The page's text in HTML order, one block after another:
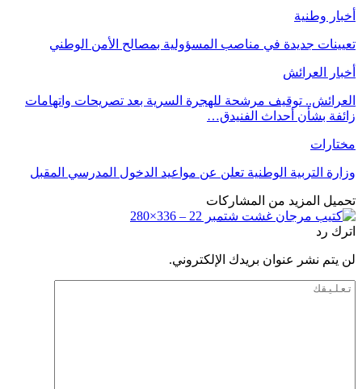
أخبار وطنية
تعيينات جديدة في مناصب المسؤولية بمصالح الأمن الوطني
أخبار العرائش
العرائش.. توقيف مرشحة للهجرة السرية بعد تصريحات واتهامات
زائفة بشأن أحداث الفنيدق…
مختارات
وزارة التربية الوطنية تعلن عن مواعيد الدخول المدرسي المقبل
تحميل المزيد من المشاركات
اترك رد
لن يتم نشر عنوان بريدك الإلكتروني.